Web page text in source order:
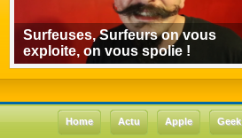
Surfeuses, Surfeurs on vous
exploite, on vous spolie !
Home Actu Apple Geek